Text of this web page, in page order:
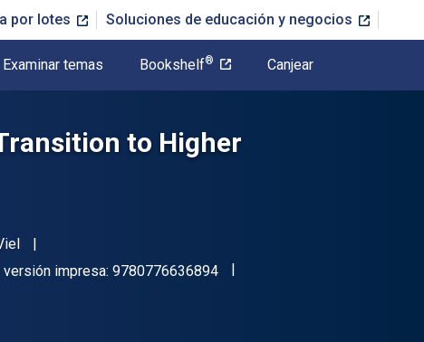
por lotes Soluciones de educación y negocios
Examinar temas Bookshelf® Canjear
to Higher
versión impresa: 9780776636894"ISBN-13 9780776636894"